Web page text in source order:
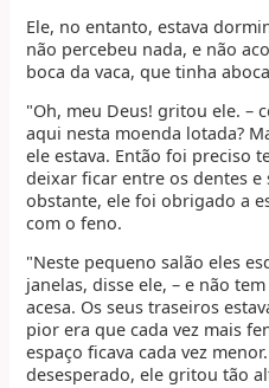
Ele, no entanto, estava
não percebeu nada, e não
boca da vaca, que tinha
"Oh, meu Deus! gritou ele. –
aqui nesta moenda lotada?
ele estava. Então foi preciso
deixar ficar entre os dentes e
obstante, ele foi obrigado a
com o feno.
"Neste pequeno salão eles
janelas, disse ele, – e não
acesa. Os seus traseiros
pior era que cada vez mais
espaço ficava cada vez
desesperado, ele gritou tão